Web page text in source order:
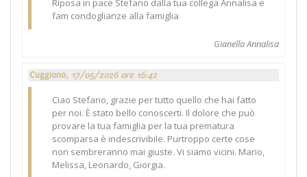
Riposa in pace Stefano dalla tua collega Annalisa e
fam condoglianze alla famiglia
Gianella Annalisa
Cuggiono, 17/05/2026 ore 16:42
Ciao Stefano, grazie per tutto quello che hai fatto
per noi. È stato bello conoscerti. Il dolore che può
provare la tua famiglia per la tua prematura
scomparsa è indescrivibile. Purtroppo certe cose
non sembreranno mai giuste. Vi siamo vicini. Mario,
Melissa, Leonardo, Giorgia.